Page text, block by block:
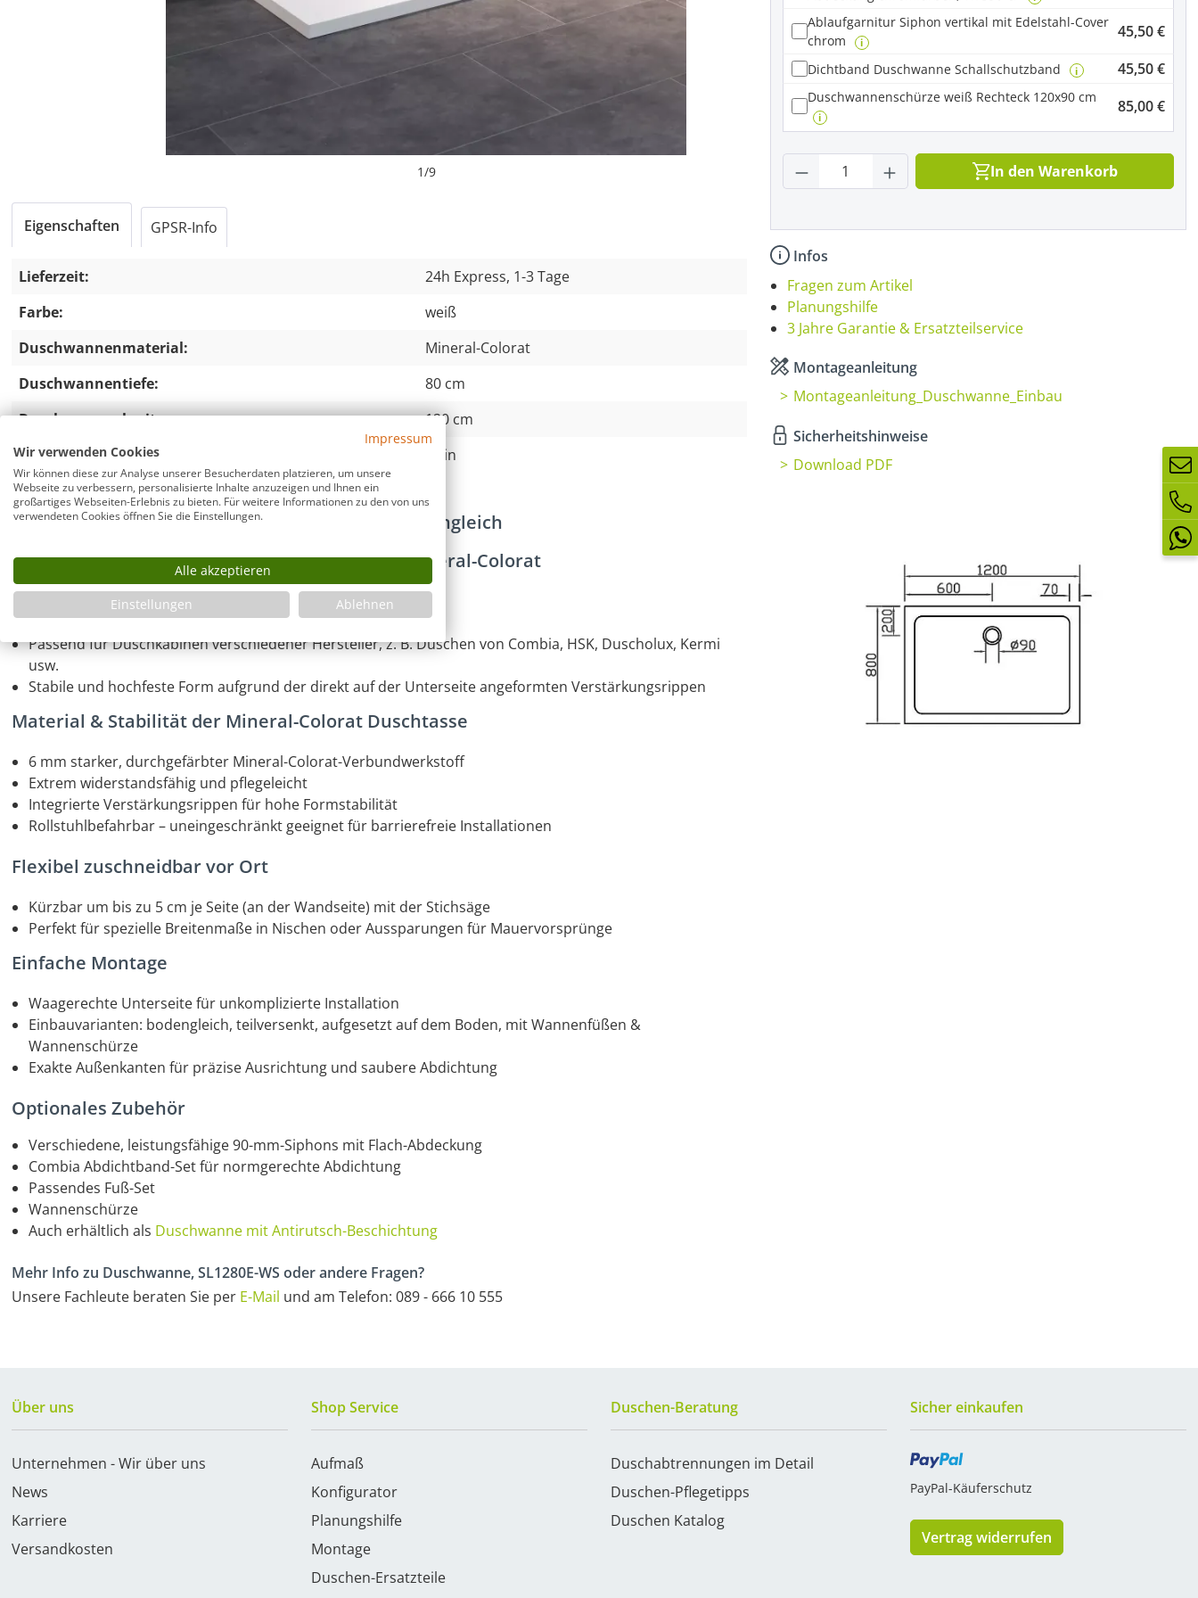
1/9
Ablaufgarnitur Siphon vertikal mit Edelstahl-Cover
chrom
i
45,50 €
Dichtband Duschwanne Schallschutzband i 45,50 €
Duschwannenschürze weiß Rechteck 120x90 cm
i
85,00 €
Produkt Anzahl: Gib den gewünschten
In den Warenkorb
Infos
Fragen zum Artikel
Planungshilfe
3 Jahre Garantie & Ersatzteilservice
Montageanleitung
Montageanleitung_Duschwanne_Einbau
Sicherheitshinweise
Download PDF
Eigenschaften GPSR-Info
Lieferzeit:
24h Express, 1-3 Tage
Farbe:
weiß
Duschwannenmaterial:
Mineral-Colorat
Duschwannentiefe:
80 cm
Duschwannenbreite:
120 cm
Antirutsch Beschichtung:
Nein
Rechteck Duschwanne 120x80cm flach auch bodengleich
Superflache Duschwanne aus hochwertigem Mineral-Colorat
Nur 35 mm Höhe – ideal für bodengleichen Einbau
Wannentiefe 5 - 20 mm (Gefälle)
Passend für Duschkabinen verschiedener Hersteller, z. B. Duschen von Combia, HSK, Duscholux, Kermi
usw.
Stabile und hochfeste Form aufgrund der direkt auf der Unterseite angeformten Verstärkungsrippen
Material & Stabilität der Mineral-Colorat Duschtasse
6 mm starker, durchgefärbter Mineral-Colorat-Verbundwerkstoff
Extrem widerstandsfähig und pflegeleicht
Integrierte Verstärkungsrippen für hohe Formstabilität
Rollstuhlbefahrbar – uneingeschränkt geeignet für barrierefreie Installationen
Flexibel zuschneidbar vor Ort
Kürzbar um bis zu 5 cm je Seite (an der Wandseite) mit der Stichsäge
Perfekt für spezielle Breitenmaße in Nischen oder Aussparungen für Mauervorsprünge
Einfache Montage
Waagerechte Unterseite für unkomplizierte Installation
Einbauvarianten: bodengleich, teilversenkt, aufgesetzt auf dem Boden, mit Wannenfüßen &
Wannenschürze
Exakte Außenkanten für präzise Ausrichtung und saubere Abdichtung
Optionales Zubehör
Verschiedene, leistungsfähige 90-mm-Siphons mit Flach-Abdeckung
Combia Abdichtband-Set für normgerechte Abdichtung
Passendes Fuß-Set
Wannenschürze
Auch erhältlich als Duschwanne mit Antirutsch-Beschichtung
Mehr Info zu Duschwanne, SL1280E-WS oder andere Fragen?
Unsere Fachleute beraten Sie per E-Mail und am Telefon: 089 - 666 10 555
Über uns
Unternehmen - Wir über uns
News
Karriere
Versandkosten
Shop Service
Aufmaß
Konfigurator
Planungshilfe
Montage
Duschen-Ersatzteile
Duschen-Beratung
Duschabtrennungen im Detail
Duschen-Pflegetipps
Duschen Katalog
Sicher einkaufen
PayPal-Käuferschutz
Vertrag widerrufen
Impressum
Wir verwenden Cookies
Wir können diese zur Analyse unserer Besucherdaten platzieren, um unsere
Webseite zu verbessern, personalisierte Inhalte anzuzeigen und Ihnen ein
großartiges Webseiten-Erlebnis zu bieten. Für weitere Informationen zu den von uns
verwendeten Cookies öffnen Sie die Einstellungen.
Alle akzeptieren
Einstellungen
Ablehnen